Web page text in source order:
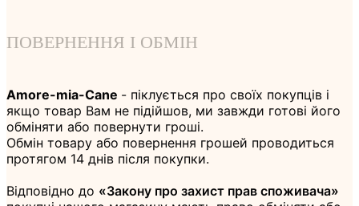
ПОВЕРНЕННЯ І ОБМІН
Amore-mia-Cane - піклується про своїх покупців і
якщо товар Вам не підійшов, ми завжди готові його
обміняти або повернути гроші.
Обмін товару або повернення грошей проводиться
протягом 14 днів після покупки.
Відповідно до «Закону про захист прав споживача»